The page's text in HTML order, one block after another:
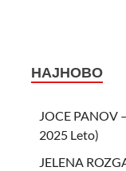
НАЈНОВО
JOCE PANOV
2025 Leto)
JELENA